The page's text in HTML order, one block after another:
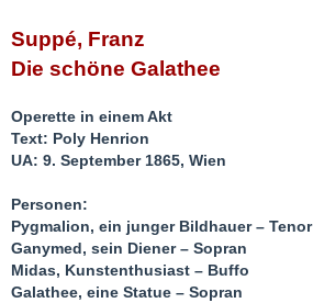
Suppé, Franz
Die schöne Galathee
Operette in einem Akt
Text: Poly Henrion
UA: 9. September 1865, Wien
Personen:
Pygmalion, ein junger Bildhauer – Tenor
Ganymed, sein Diener – Sopran
Midas, Kunstenthusiast – Buffo
Galathee, eine Statue – Sopran